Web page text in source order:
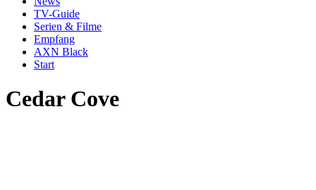
TV-Guide
Serien & Filme
Empfang
AXN Black
Start
Cedar Cove